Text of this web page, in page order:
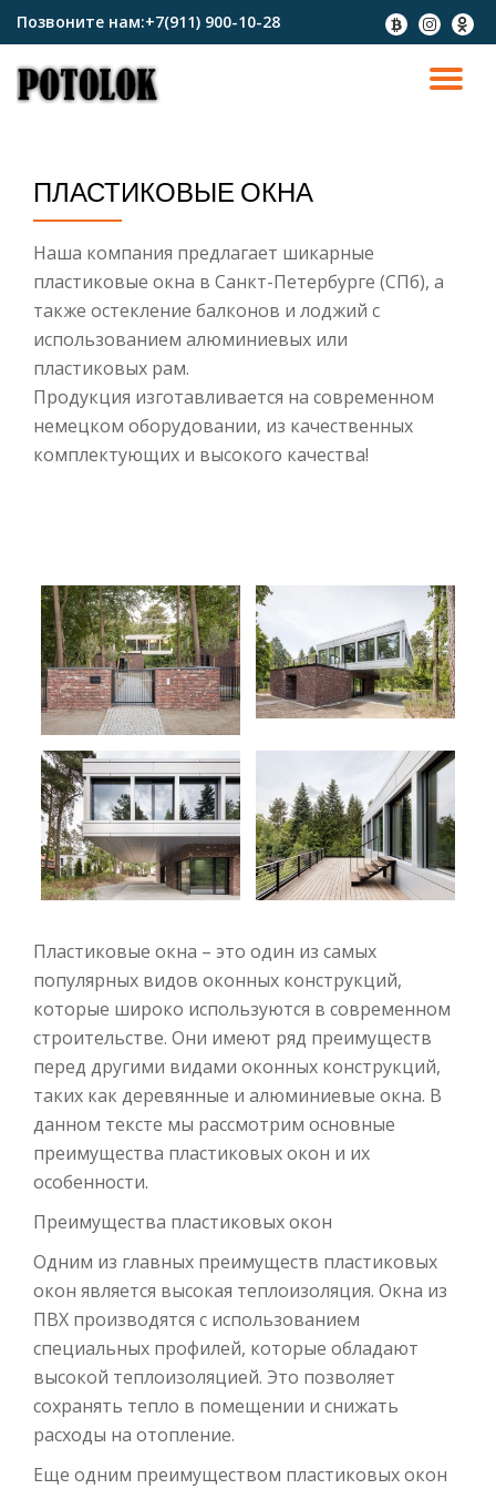
содержимому
Позвоните нам:+7(911) 900-10-28
fa-
btc
fa-
instagram
fa-
ПЛАСТИКОВЫЕ ОКНА
Наша компания предлагает шикарные
пластиковые окна в Санкт-Петербурге (СПб), а
также остекление балконов и лоджий с
использованием алюминиевых или
пластиковых рам.
Продукция изготавливается на современном
немецком оборудовании, из качественных
комплектующих и высокого качества!
Пластиковые окна – это один из самых
популярных видов оконных конструкций,
которые широко используются в современном
строительстве. Они имеют ряд преимуществ
перед другими видами оконных конструкций,
таких как деревянные и алюминиевые окна. В
данном тексте мы рассмотрим основные
преимущества пластиковых окон и их
особенности.
Преимущества пластиковых окон
Одним из главных преимуществ пластиковых
окон является высокая теплоизоляция. Окна из
ПВХ производятся с использованием
специальных профилей, которые обладают
высокой теплоизоляцией. Это позволяет
сохранять тепло в помещении и снижать
расходы на отопление.
Еще одним преимуществом пластиковых окон